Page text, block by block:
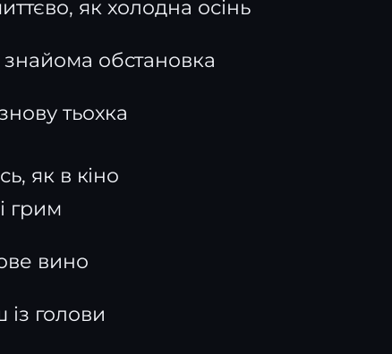
як холодна осінь
обстановка
тьохка
як в кіно
грим
вино
голови